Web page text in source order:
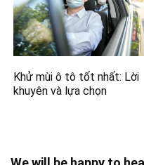
Khử mùi ô tô tốt nhất: Lời
khuyên và lựa chọn